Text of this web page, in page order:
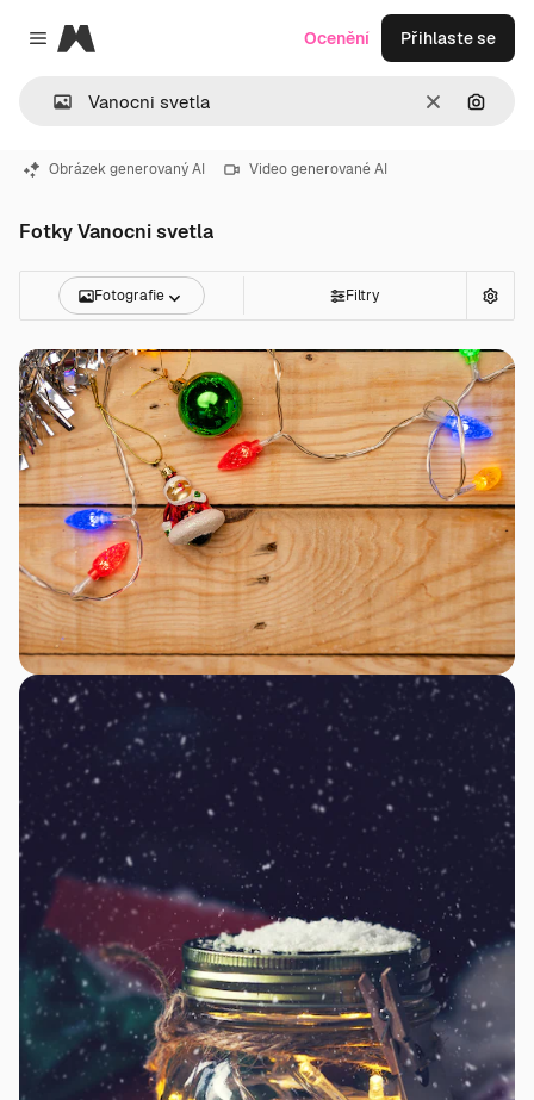
Close menu
Magnific
ZrušitHledat
Ocenění Přihlaste se
Obrázek generovaný AI Video generované AI
Fotky Vanocni svetla
Fotografie Filtry